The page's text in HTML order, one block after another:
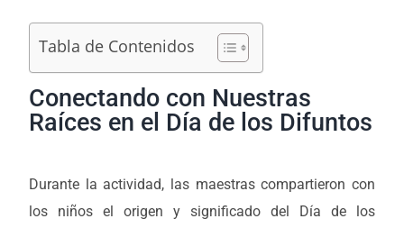
Tabla de Contenidos
Conectando con Nuestras
Raíces en el Día de los Difuntos
Durante la actividad, las maestras compartieron con
los niños el origen y significado del Día de los